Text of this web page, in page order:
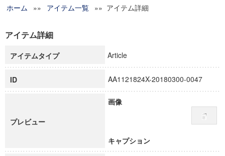
グローバルリサーチインスティテュート
科学研究費補助金研究成果報告書
慶應義塾大学グローバルCOEプログラム市民社会ガバナンス
慶應義塾大学グローバルCOEプログラム論理と感性の先端的
博士課程教育リーディングプログラム「超成熟社会発展のサ
学術雑誌掲載論文等(8)
ホーム »» アイテム一覧 »» アイテム詳細
アイテム詳細
アイテムタイプ Article
ID AA1121824X-20180300-0047
プレビュー
画像
キャプション